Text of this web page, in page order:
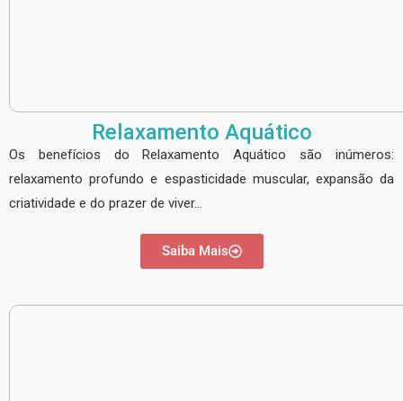
Relaxamento Aquático
Os benefícios do Relaxamento Aquático são inúmeros:
relaxamento profundo e espasticidade muscular, expansão da
criatividade e do prazer de viver…
Saiba Mais